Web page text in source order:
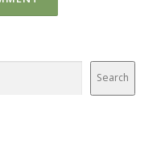
Search